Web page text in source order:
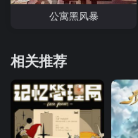
公寓黑风暴
相关推荐